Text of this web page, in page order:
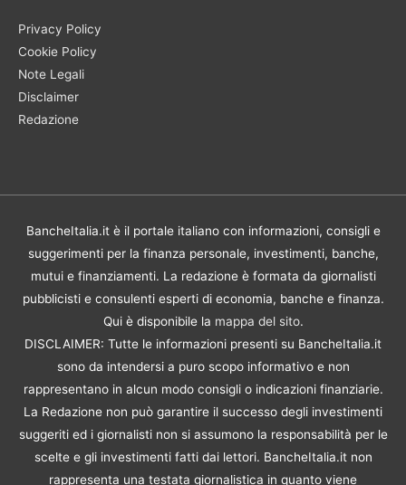
Privacy Policy
Cookie Policy
Note Legali
Disclaimer
Redazione
BancheItalia.it è il portale italiano con informazioni, consigli e
suggerimenti per la finanza personale, investimenti, banche,
mutui e finanziamenti. La redazione è formata da giornalisti
pubblicisti e consulenti esperti di economia, banche e finanza.
Qui è disponibile la mappa del sito.
DISCLAIMER: Tutte le informazioni presenti su BancheItalia.it
sono da intendersi a puro scopo informativo e non
rappresentano in alcun modo consigli o indicazioni finanziarie.
La Redazione non può garantire il successo degli investimenti
suggeriti ed i giornalisti non si assumono la responsabilità per le
scelte e gli investimenti fatti dai lettori. BancheItalia.it non
rappresenta una testata giornalistica in quanto viene